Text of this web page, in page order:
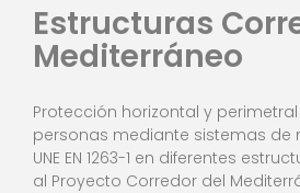
Estructuras
Mediterráneo
Protección horizontal y
personas mediante sistemas de
UNE EN 1263-1 en diferentes
al Proyecto Corredor del